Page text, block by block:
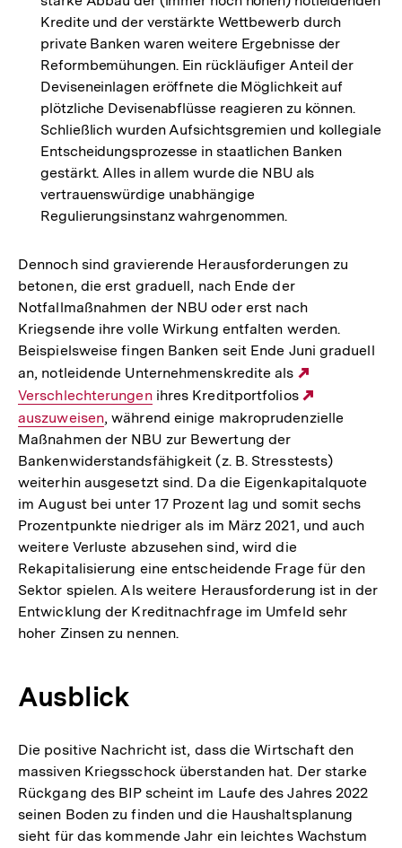
Kredite und der verstärkte Wettbewerb durch
private Banken waren weitere Ergebnisse der
Reformbemühungen. Ein rückläufiger Anteil der
Deviseneinlagen eröffnete die Möglichkeit auf
plötzliche Devisenabflüsse reagieren zu können.
Schließlich wurden Aufsichtsgremien und kollegiale
Entscheidungsprozesse in staatlichen Banken
gestärkt. Alles in allem wurde die NBU als
vertrauenswürdige unabhängige
Regulierungsinstanz wahrgenommen.
Dennoch sind gravierende Herausforderungen zu
betonen, die erst graduell, nach Ende der
Notfallmaßnahmen der NBU oder erst nach
Kriegsende ihre volle Wirkung entfalten werden.
Beispielsweise fingen Banken seit Ende Juni graduell
an, notleidende Unternehmenskredite als
Verschlechterungenihres Kreditportfolios
Link:
auszuweisen, während einige makroprudenzielle
Maßnahmen der NBU zur Bewertung der
Bankenwiderstandsfähigkeit (z. B. Stresstests)
weiterhin ausgesetzt sind. Da die Eigenkapitalquote
im August bei unter 17 Prozent lag und somit sechs
Prozentpunkte niedriger als im März 2021, und auch
weitere Verluste abzusehen sind, wird die
Rekapitalisierung eine entscheidende Frage für den
Sektor spielen. Als weitere Herausforderung ist in der
Entwicklung der Kreditnachfrage im Umfeld sehr
hoher Zinsen zu nennen.
Ausblick
Die positive Nachricht ist, dass die Wirtschaft den
massiven Kriegsschock überstanden hat. Der starke
Rückgang des BIP scheint im Laufe des Jahres 2022
seinen Boden zu finden und die Haushaltsplanung
sieht für das kommende Jahr ein leichtes Wachstum